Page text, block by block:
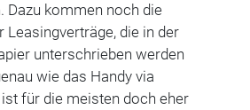
Dazu kommen noch die
Leasingverträge, die in der
unterschrieben werden
wie das Handy via
ist für die meisten doch eher